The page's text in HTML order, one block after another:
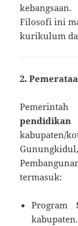
kebangsaan.
Filosofi ini
kurikulum
2.
kabupaten/
termasuk:
Program
kabupaten.